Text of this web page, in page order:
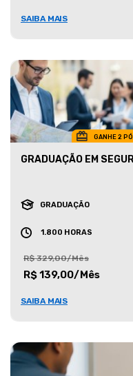
SAIBA MAIS
GANHE 2
GRADUAÇÃO EM
GRADUAÇÃO
1.800 HORAS
R$ 329,00/Mês
R$ 139,00/Mês
SAIBA MAIS